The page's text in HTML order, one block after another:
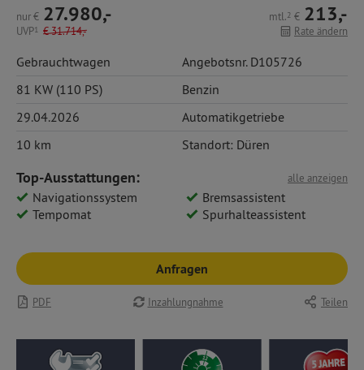
nur€ 27.980,-
UVP1 €31.714,-
mtl.2 € 213,-
Rate ändern
Gebrauchtwagen
Angebotsnr. D105726
81 KW (110 PS)
Benzin
29.04.2026
Automatikgetriebe
10 km
Standort: Düren
alle anzeigen
Top-Ausstattungen:
Navigationssystem
Bremsassistent
Tempomat
Spurhalteassistent
Anfragen
PDF Inzahlungnahme Teilen